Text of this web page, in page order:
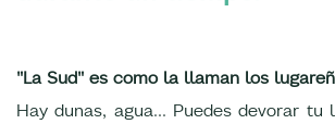
"La Sud" es como la llaman los
Hay dunas, agua... Puedes devorar